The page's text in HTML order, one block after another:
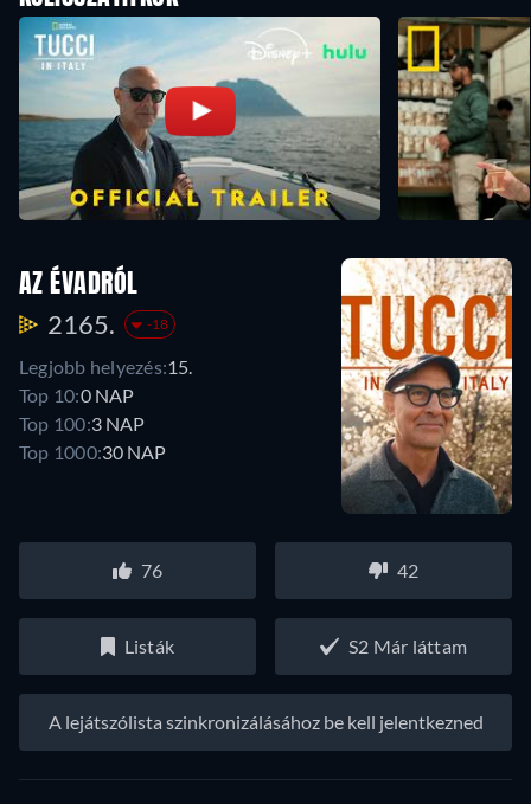
AZ ÉVADRÓL
2165. -18
Legjobb helyezés:15.
Top 10:0 NAP
Top 100:3 NAP
Top 1000:30 NAP
76 42
Listák S2 Már láttam
A lejátszólista szinkronizálásához be kell jelentkezned